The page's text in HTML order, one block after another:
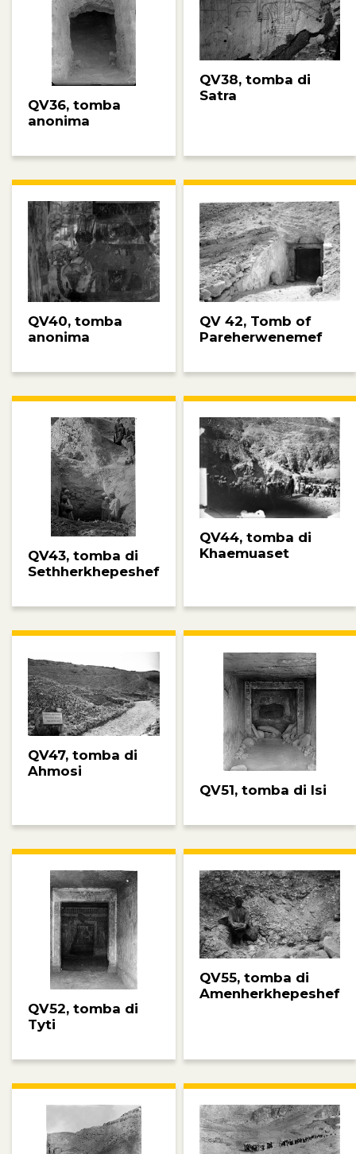
QV36, tomba
anonima
QV38, tomba di
Satra
QV40, tomba
anonima
QV 42, Tomb of
Pareherwenemef
QV43, tomba di
Sethherkhepeshef
QV44, tomba di
Khaemuaset
QV47, tomba di
Ahmosi
QV51, tomba di Isi
QV52, tomba di
Tyti
QV55, tomba di
Amenherkhepeshef